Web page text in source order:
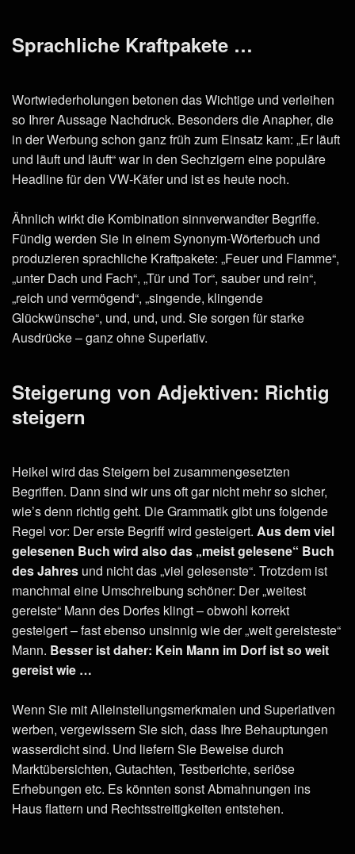
Sprachliche Kraftpakete …
Wortwiederholungen betonen das Wichtige und verleihen
so Ihrer Aussage Nachdruck. Besonders die Anapher, die
in der Werbung schon ganz früh zum Einsatz kam: „Er läuft
und läuft und läuft“ war in den Sechzigern eine populäre
Headline für den VW-Käfer und ist es heute noch.
Ähnlich wirkt die Kombination sinnverwandter Begriffe.
Fündig werden Sie in einem Synonym-Wörterbuch und
produzieren sprachliche Kraftpakete: „Feuer und Flamme“,
„unter Dach und Fach“, „Tür und Tor“, sauber und rein“,
„reich und vermögend“, „singende, klingende
Glückwünsche“, und, und, und. Sie sorgen für starke
Ausdrücke – ganz ohne Superlativ.
Steigerung von Adjektiven: Richtig
steigern
Heikel wird das Steigern bei zusammengesetzten
Begriffen. Dann sind wir uns oft gar nicht mehr so sicher,
wie’s denn richtig geht. Die Grammatik gibt uns folgende
Regel vor: Der erste Begriff wird gesteigert. Aus dem viel
gelesenen Buch wird also das „meist gelesene“ Buch
des Jahres und nicht das „viel gelesenste“. Trotzdem ist
manchmal eine Umschreibung schöner: Der „weitest
gereiste“ Mann des Dorfes klingt – obwohl korrekt
gesteigert – fast ebenso unsinnig wie der „weit gereisteste“
Mann. Besser ist daher: Kein Mann im Dorf ist so weit
gereist wie …
Wenn Sie mit Alleinstellungsmerkmalen und Superlativen
werben, vergewissern Sie sich, dass Ihre Behauptungen
wasserdicht sind. Und liefern Sie Beweise durch
Marktübersichten, Gutachten, Testberichte, seriöse
Erhebungen etc. Es könnten sonst Abmahnungen ins
Haus flattern und Rechtsstreitigkeiten entstehen.